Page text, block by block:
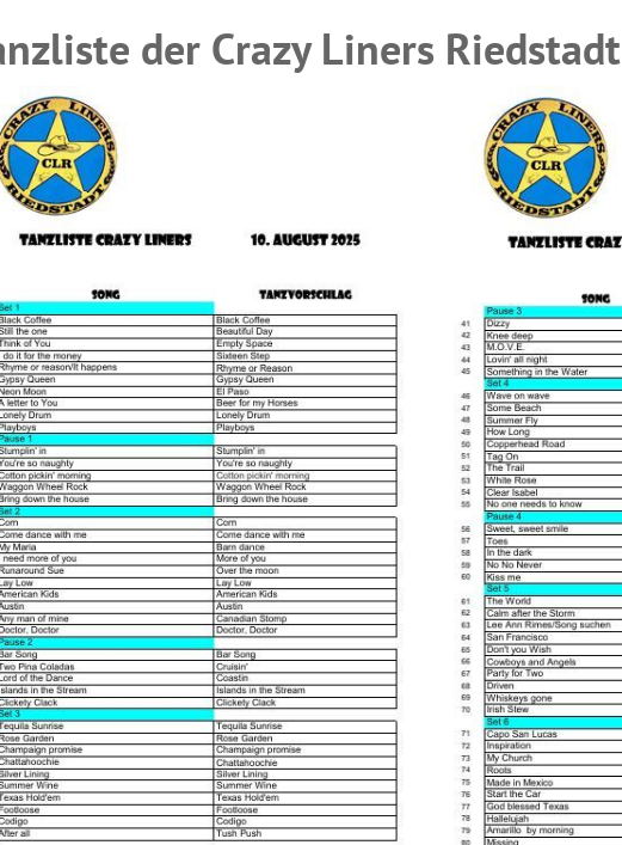
der Crazy Liners Riedstadt